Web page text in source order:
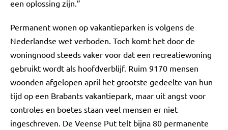
een oplossing zijn.”
Permanent wonen op vakantieparken is volgens de
Nederlandse wet verboden. Toch komt het door de
woningnood steeds vaker voor dat een recreatiewoning
gebruikt wordt als hoofdverblijf. Ruim 9170 mensen
woonden afgelopen april het grootste gedeelte van hun
tijd op een Brabants vakantiepark, maar uit angst voor
controles en boetes staan veel mensen er niet
ingeschreven. De Veense Put telt bijna 80 permanente